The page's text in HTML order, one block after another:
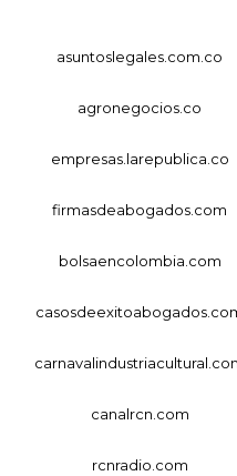
asuntoslegales.com.co
agronegocios.co
empresas.larepublica.co
firmasdeabogados.com
bolsaencolombia.com
canalrcn.com
rcnradio.com